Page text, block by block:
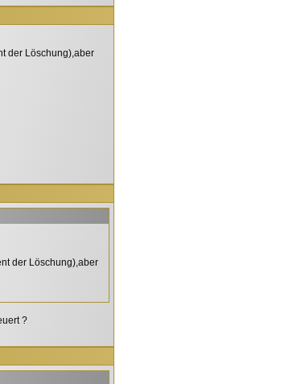
der Löschung),aber
der Löschung),aber
?